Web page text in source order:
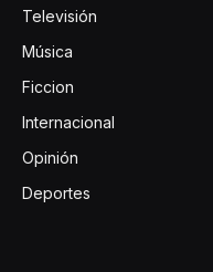
Televisión
Música
Ficcion
Internacional
Opinión
Deportes